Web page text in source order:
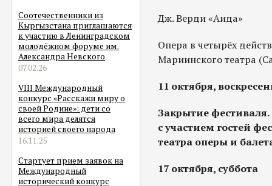
Соотечественники из
Кыргызстана приглашаются
к участию в Ленинградском
молодёжном форуме им.
Александра Невского
07.02.26
VIII Международный
конкурс «Расскажи миру о
своей Родине»: дети со
всего мира делятся
историей своего народа
16.11.25
Стартует прием заявок на
Международный
исторический конкурс
Дж. Верди «Аида»
Опера в четырёх
Мариинского театра
11 октября,
Закрытие
с участием гостей
театра оперы и
17 октября, суббота